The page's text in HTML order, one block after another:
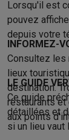
Info &
Soldes
ActionsDeals
Voici
Installation à
Modes de
Service client
Gros électro
Petit électro
Lorsqu'il est
pouvez
depuis votre
INFORMEZ-
Consultez les
lieux
destination.
restaurants
aux points
LE GUIDE
Ce guide
détaillées et
si un lieu vaut